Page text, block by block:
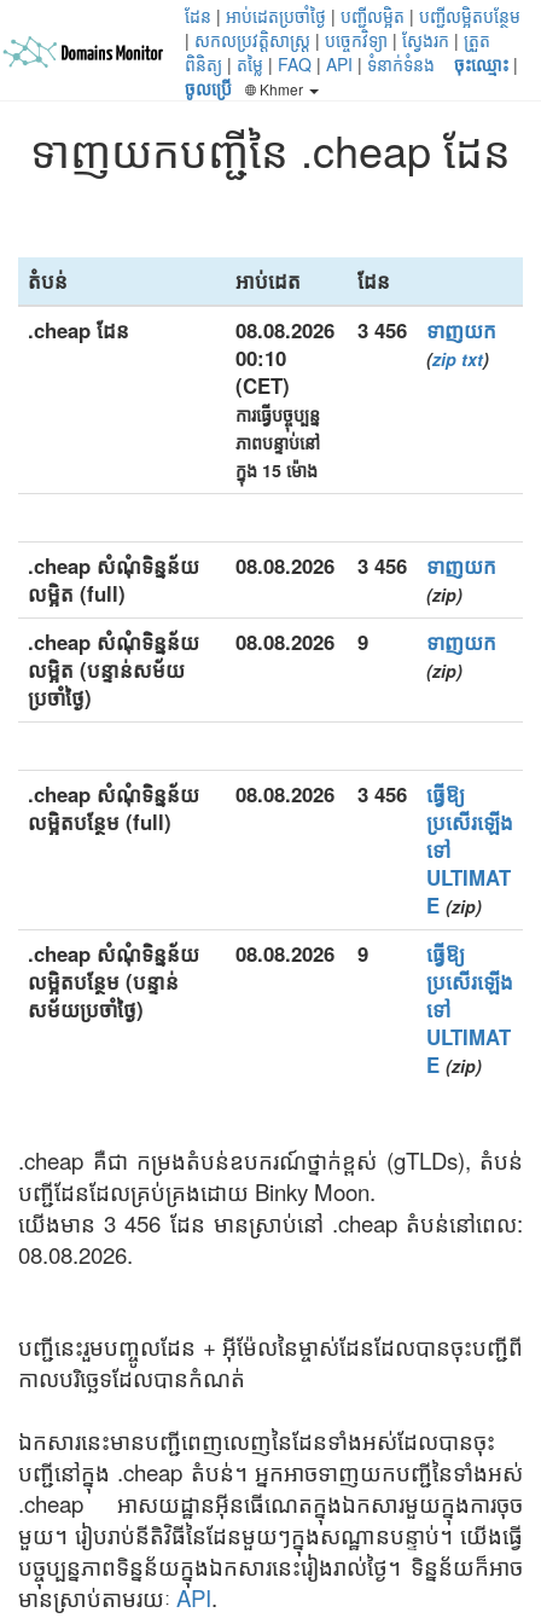
ដែន | អាប់ដេតប្រចាំថ្ងៃ | បញ្ជីលម្អិត | បញ្ជីលម្អិតបន្ថែម
| សកលប្រវត្តិសាស្ត្រ | បច្ចេកវិទ្យា | ស្វែងរក | ត្រួត
ពិនិត្យ | តម្លៃ | FAQ | API | ទំនាក់ទំនង ចុះឈ្មោះ |
ចូលប្រើ
Khmer
ទាញយកបញ្ជីនៃ .cheap ដែន
តំបន់ អាប់ដេត
ដែន
.cheap ដែន
08.08.2026
00:10
(CET)
ការធ្វើបច្ចុប្បន្ន
ភាពបន្ទាប់នៅ
ក្នុង 15 ម៉ោង
3 456 ទាញយក
(zip txt)
.cheap សំណុំទិន្នន័យ
លម្អិត (full)
08.08.2026 3 456 ទាញយក
(zip)
.cheap សំណុំទិន្នន័យ
លម្អិត (បន្ទាន់សម័យ
ប្រចាំថ្ងៃ)
08.08.2026 9 ទាញយក
(zip)
.cheap សំណុំទិន្នន័យ
លម្អិតបន្ថែម (full)
08.08.2026 3 456
ធ្វើឱ្យ
ប្រសើរឡើង
ទៅ
ULTIMAT
E (zip)
.cheap សំណុំទិន្នន័យ
លម្អិតបន្ថែម (បន្ទាន់
សម័យប្រចាំថ្ងៃ)
08.08.2026 9
ធ្វើឱ្យ
ប្រសើរឡើង
ទៅ
ULTIMAT
E (zip)
.cheap គឺជា កម្រងតំបន់ឧបករណ៍ថ្នាក់ខ្ពស់ (gTLDs), តំបន់
បញ្ជីដែនដែលគ្រប់គ្រងដោយ Binky Moon.
យើងមាន 3 456 ដែន មានស្រាប់នៅ .cheap តំបន់នៅពេល:
08.08.2026.
បញ្ជីនេះរួមបញ្ចូលដែន + អ៊ីម៉ែលនៃម្ចាស់ដែនដែលបានចុះបញ្ជីពី
កាលបរិច្ឆេទដែលបានកំណត់
ឯកសារនេះមានបញ្ជីពេញលេញនៃដែនទាំងអស់ដែលបានចុះ
បញ្ជីនៅក្នុង .cheap តំបន់។ អ្នកអាចទាញយកបញ្ជីនៃទាំងអស់
.cheap អាសយដ្ឋានអ៊ីនធើណេតក្នុងឯកសារមួយក្នុងការចុច
មួយ។ រៀបរាប់នីតិវិធីនៃដែនមួយៗក្នុងសណ្ឋានបន្ទាប់។ យើងធ្វើ
បច្ចុប្បន្នភាពទិន្នន័យក្នុងឯកសារនេះរៀងរាល់ថ្ងៃ។ ទិន្នន័យក៏អាច
មានស្រាប់តាមរយៈ API.